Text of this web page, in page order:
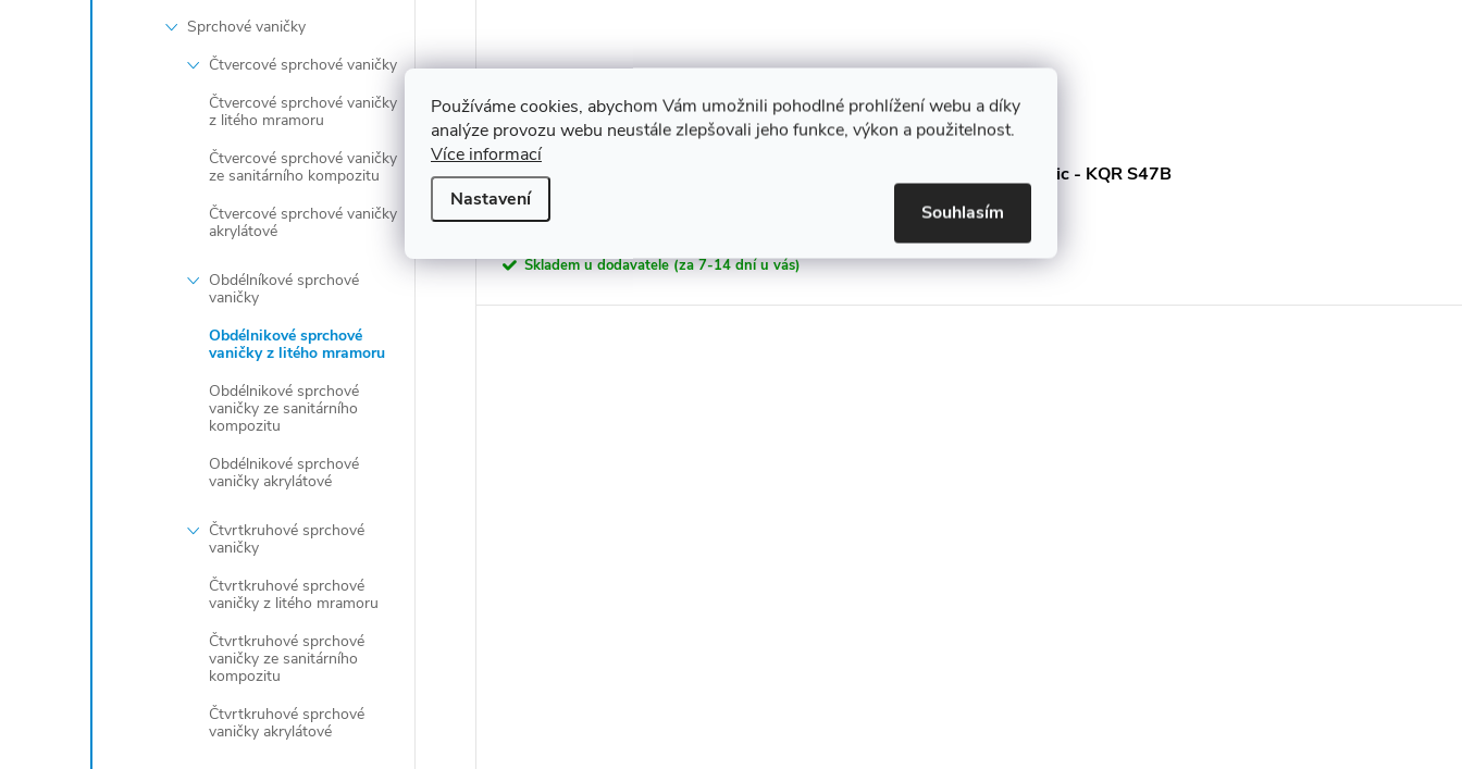
Používáme cookies, abychom Vám umožnili pohodlné prohlížení webu a díky
analýze provozu webu neustále zlepšovali jeho funkce, výkon a použitelnost.
Více informací
Nastavení
Souhlasím
Sprchové vaničky
Čtvercové sprchové vaničky
Čtvercové sprchové vaničky
z litého mramoru
Čtvercové sprchové vaničky
ze sanitárního kompozitu
Čtvercové sprchové vaničky
akrylátové
Obdélníkové sprchové
vaničky
Obdélnikové sprchové
vaničky z litého mramoru
Obdélnikové sprchové
vaničky ze sanitárního
kompozitu
Obdélnikové sprchové
vaničky akrylátové
Čtvrtkruhové sprchové
vaničky
Čtvrtkruhové sprchové
vaničky z litého mramoru
Čtvrtkruhové sprchové
vaničky ze sanitárního
kompozitu
Čtvrtkruhové sprchové
vaničky akrylátové
Obdélníková sprchová vanička Correo 140x90 cm, granit, šedá metalic - KQR S47B
Skladem u dodavatele (za 7-14 dní u vás)